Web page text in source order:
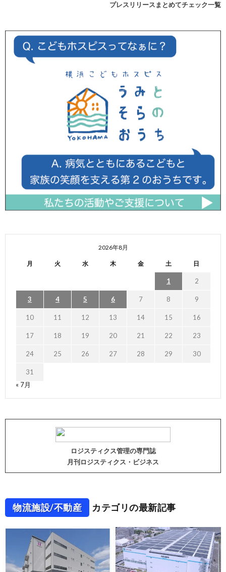
プレスリリースまとめてチェック一覧
2026年8月
月 火 水 木 金 土 日
1 2
3 4 5 6 7 8 9
10 11 12 13 14 15 16
17 18 19 20 21 22 23
24 25 26 27 28 29 30
31
« 7月
ロジスティクス管理の専門誌
月刊ロジスティクス・ビジネス
物流施設/不動産 カテゴリの最新記事